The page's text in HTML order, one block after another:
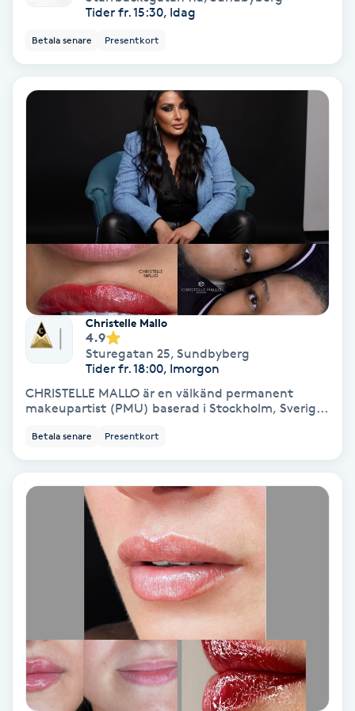
Katun fransar
Kemisk peeling
Keratinbehandling
Kinesisk medicin
Klangmassage
Klippning
Klippning & Slingor
Klippning ungdom
Koppningsmassage
Kosmetisk tatuering
Kroppsinpackning
Kroppspeeling
Käkledsbehandling
Tider fr. 15:30, Idag
Betala senare Presentkort
Christelle Mallo
4.9
Sturegatan 25, Sundbyberg
Tider fr. 18:00, Imorgon
CHRISTELLE MALLO är en välkänd permanent
makeupartist (PMU) baserad i Stockholm, Sverig...
Betala senare Presentkort